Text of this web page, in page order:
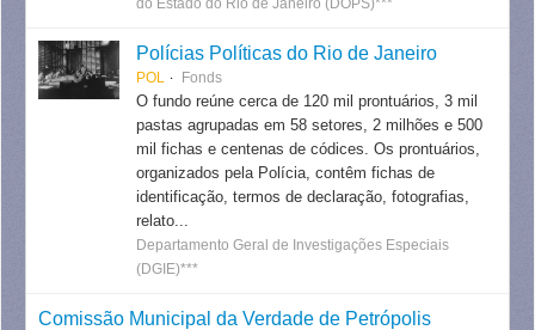
Polícias Políticas do Rio de Janeiro
POL Fonds
O fundo reúne cerca de 120 mil prontuários, 3 mil
pastas agrupadas em 58 setores, 2 milhões e 500
mil fichas e centenas de códices. Os prontuários,
organizados pela Polícia, contêm fichas de
identificação, termos de declaração, fotografias,
relato...
Departamento Geral de Investigações Especiais
(DGIE)***
Comissão Municipal da Verdade de Petrópolis